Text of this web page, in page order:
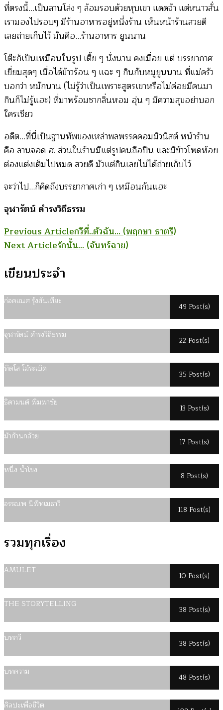
ที่ตรงนี้…เป็นลานโล่ง ๆ ล้อมรอบด้วยหุบเขา แดดจ้า แต่หนาวสั่น
เรามองไปรอบๆ มีร้านอาหารอยู่หนึ่งร้าน เห็นหน้าร้านสวยดี
เลยถ่ายเก็บไว้ มันคือ…ร้านอาหาร ยูนนาน
โต๊ะก็เป็นเหมือนในรูป เตี้ย ๆ นั่งนาน คงเมื่อย แต่ บรรยากาศ
เยี่ยมสุดๆ เมื่อได้ข้าวร้อน ๆ แฉะ ๆ กินกับหมูยูนนาน ที่แม่ครัว
บอกว่า หมักนาน (ไม่รู้ว่าเป็นเพราะสูตรเขาหรือไม่ค่อยมีคนมา
กินก็ไม่รู้แฮะ) ที่มาพร้อมชากลิ่นหอม อุ่น ๆ มีความสุขอย่าบอก
ใครเชียว
อดีต…ที่นี่เป็นฐานทัพของเหล่าพลพรรคคอมมิวนิสต์ หน้าร้าน
คือ ลานจอด ฮ. ส่วนในร้านมีแต่รูปคนถือปืน และมีข้าวโพดห้อย
ต่องแต่งเต็มไปหมด สวยดี มัวแต่กินเลยไม่ได้ถ่ายเก็บไว้
จะว่าไป…ก็คิดถึงบรรยากาศเก่า ๆ เหมือนกันแฮะ
จุฬารัตน์ ดำรงวิถีธรรม
Post
Navigation
Previous Articleกวีที่..ตัวฉัน… (พฤกษา ธาตรี)
Next Articleรักนั้น… (จันทร์ฉาย)
เขียนประจำ
ก่อคเณศ รุ้งสันเทียะ
49 Post(s)
จุฬารัตน์ ดำรงวิถีธรรม
22 Post(s)
ทิดโส โม้ระเบิด
35 Post(s)
ธิดามนต์ พิมพาชัย
13 Post(s)
ม้าก้านกล้วย
17 Post(s)
หนึ่ง น้ำโขง
8 Post(s)
อรรณพ นิพิทเมธาวี
118 Post(s)
รวมทุกเรื่อง
AMULET
10 Post(s)
THE STORYTELLING
38 Post(s)
บทกวี
38 Post(s)
บทความ
48 Post(s)
ศิลปะเพื่อชีวิต